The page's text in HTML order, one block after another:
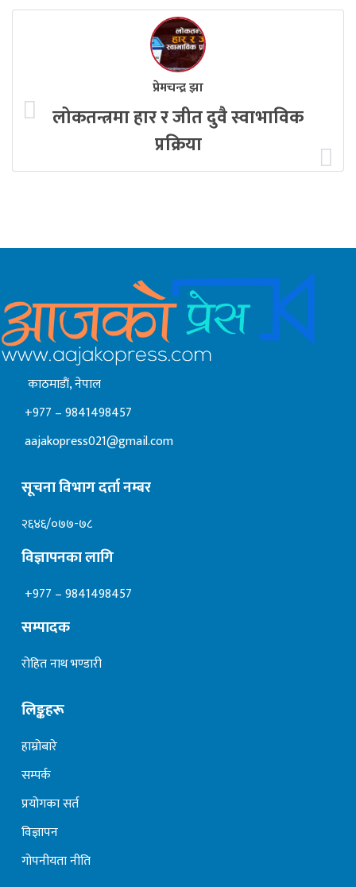
प्रेमचन्द्र झा
लोकतन्त्रमा हार र जीत दुवै स्वाभाविक
प्रक्रिया
काठमाडाैं, नेपाल
+977 – 9841498457
aajakopress021@gmail.com
सूचना विभाग दर्ता नम्बर
२६४६/०७७-७८
विज्ञापनका लागि
+977 – 9841498457
सम्पादक
रोहित नाथ भण्डारी
लिङ्कहरू
हाम्रोबारे
सम्पर्क
प्रयोगका सर्त
विज्ञापन
गोपनीयता नीति